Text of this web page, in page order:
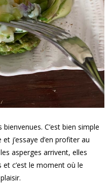
bienvenues. C’est bien simple
j’essaye d’en profiter au
asperges arrivent, elles
c’est le moment où le